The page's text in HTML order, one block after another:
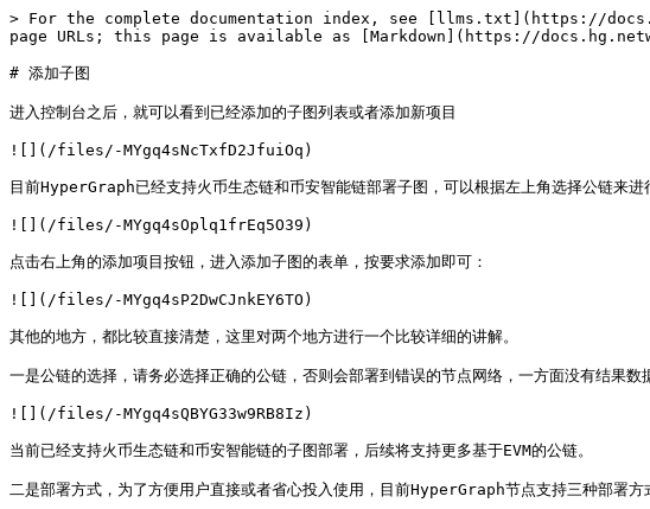
> For the complete documentation index, see [llms.txt](https://
page URLs; this page is available as [Markdown](https://
# 添加子图
进入控制台之后，就可以看到已经添加的子图列表或者添加新项目
![](/files/-MYgq4sNcTxfD2JfuiOq)
目前HyperGraph已经支持火币生态链和币安智能链部署子图，可以根据左上角选择公链来进
![](/files/-MYgq4sOplq1frEq5O39)
点击右上角的添加项目按钮，进入添加子图的表单，按要求添加即可：
![](/files/-MYgq4sP2DwCJnkEY6TO)
其他的地方，都比较直接清楚，这里对两个地方进行一个比较详细的讲解。
一是公链的选择，请务必选择正确的公链，否则会部署到错误的节点网络，一方面没有结果数
![](/files/-MYgq4sQBYG33w9RB8Iz)
当前已经支持火币生态链和币安智能链的子图部署，后续将支持更多基于EVM的公链。
二是部署方式，为了方便用户直接或者省心投入使用，目前HyperGraph节点支持三种部署